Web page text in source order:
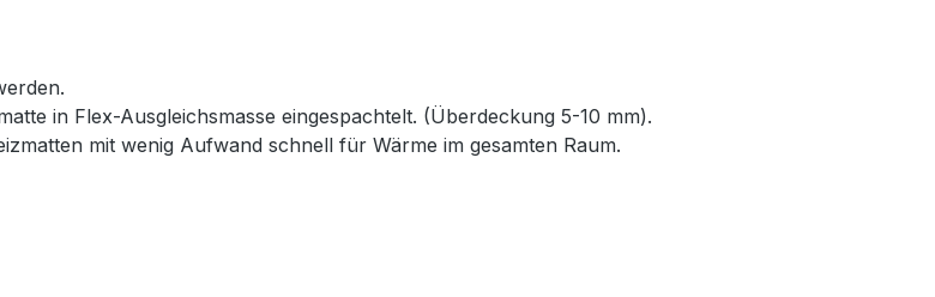
in Flex-Ausgleichsmasse eingespachtelt. (Überdeckung 5-10 mm).
mit wenig Aufwand schnell für Wärme im gesamten Raum.